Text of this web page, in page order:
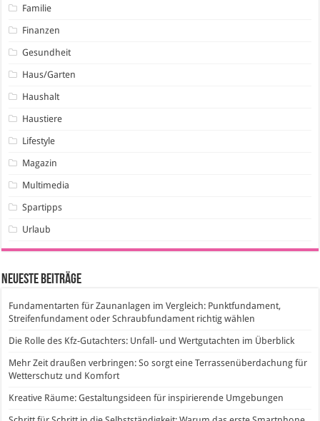
Familie
Finanzen
Gesundheit
Haus/Garten
Haushalt
Haustiere
Lifestyle
Magazin
Multimedia
Spartipps
Urlaub
Neueste Beiträge
Fundamentarten für Zaunanlagen im Vergleich: Punktfundament,
Streifenfundament oder Schraubfundament richtig wählen
Die Rolle des Kfz-Gutachters: Unfall- und Wertgutachten im Überblick
Mehr Zeit draußen verbringen: So sorgt eine Terrassenüberdachung für
Wetterschutz und Komfort
Kreative Räume: Gestaltungsideen für inspirierende Umgebungen